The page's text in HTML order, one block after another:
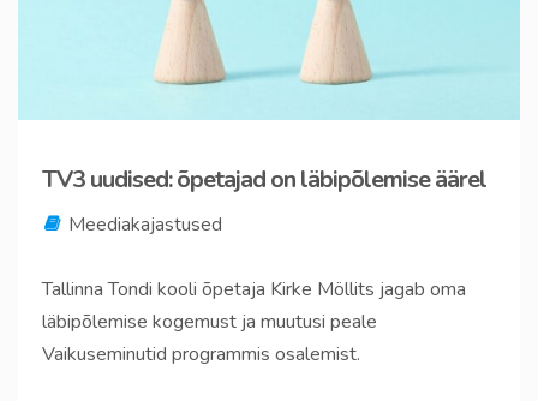
TV3 uudised: õpetajad on läbipõlemise äärel
Meediakajastused
Tallinna Tondi kooli õpetaja Kirke Möllits jagab oma
läbipõlemise kogemust ja muutusi peale
Vaikuseminutid programmis osalemist.